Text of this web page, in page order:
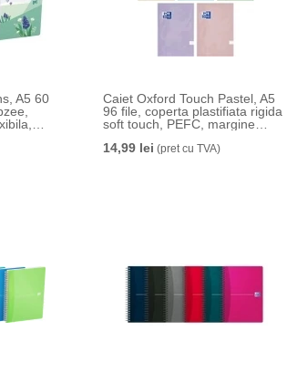
A5 60
Caiet Oxford Touch Pastel, A5
96 file, coperta plastifiata rigida
soft touch, PEFC, margine
pastel
14,99 lei (pret cu TVA)